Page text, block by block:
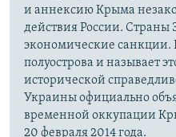
и аннексию Крыма
действия России. Страны
экономические санкции.
полуострова и называет
исторической
Украины официально
временной оккупации
20 февраля 2014 года.